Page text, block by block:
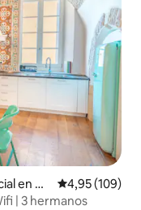
en Ca
Calificación
4,95 (109)
| 3 hermanos